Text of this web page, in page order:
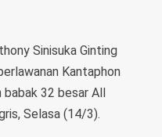
Sinisuka Ginting
Kantaphon
babak 32 besar All
Selasa (14/3).